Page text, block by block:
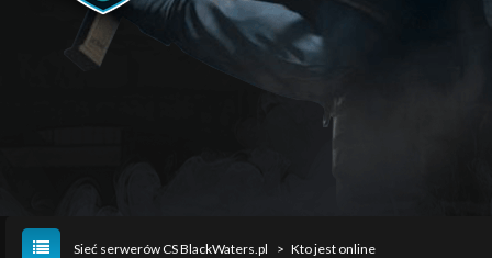
Sieć serwerów CS BlackWaters.pl > Kto jest online